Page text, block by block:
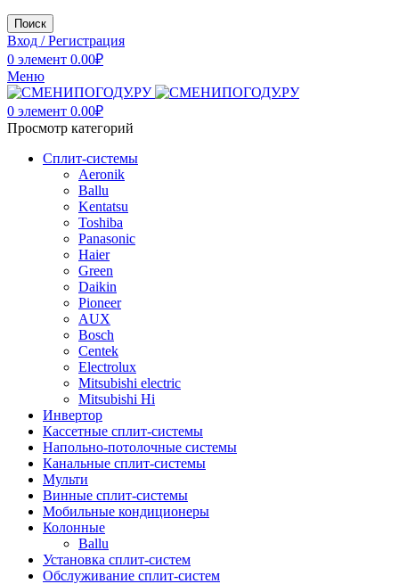
Поиск
Вход / Регистрация
0 элемент 0.00₽
Меню
0 элемент 0.00₽
Просмотр категорий
Сплит-системы
Аeronik
Ballu
Kentatsu
Toshiba
Panasonic
Haier
Green
Daikin
Pioneer
AUX
Bosch
Centek
Electrolux
Mitsubishi electric
Mitsubishi Hi
Инвертор
Кассетные сплит-системы
Напольно-потолочные системы
Канальные сплит-системы
Мульти
Винные сплит-системы
Мобильные кондиционеры
Колонные
Ballu
Установка сплит-систем
Обслуживание сплит-систем